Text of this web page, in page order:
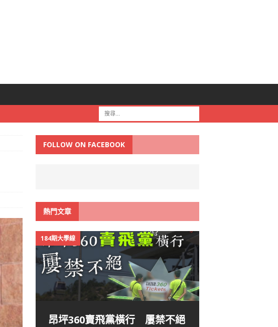
FOLLOW ON FACEBOOK
熱門文章
184期大學線
昂坪360賣飛黨橫行 屢禁不絕